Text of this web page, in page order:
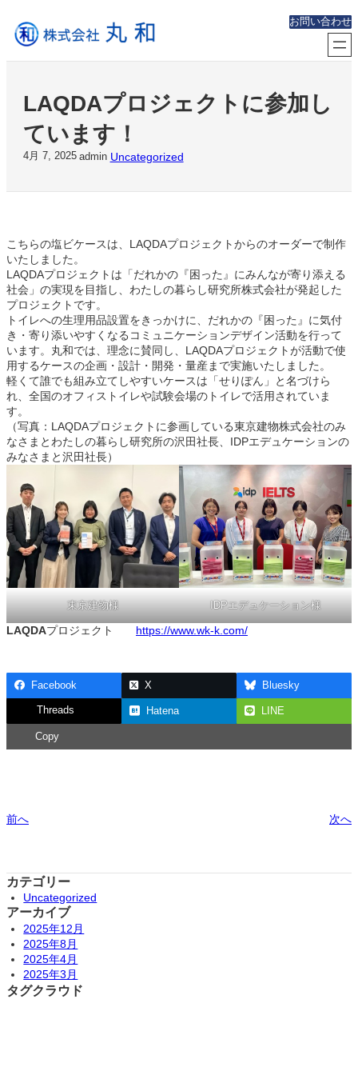
容
を
ス
お問い合わせ
LAQDAプロジェクトに参加し
ています！
4月 7, 2025 admin Uncategorized
こちらの塩ビケースは、LAQDAプロジェクトからのオーダーで制作
いたしました。
LAQDAプロジェクトは「だれかの『困った』にみんなが寄り添える
社会」の実現を目指し、わたしの暮らし研究所株式会社が発起した
プロジェクトです。
トイレへの生理用品設置をきっかけに、だれかの『困った』に気付
き・寄り添いやすくなるコミュニケーションデザイン活動を行って
います。丸和では、理念に賛同し、LAQDAプロジェクトが活動で使
用するケースの企画・設計・開発・量産まで実施いたしました。
軽くて誰でも組み立てしやすいケースは「せりぽん」と名づけら
れ、全国のオフィストイレや試験会場のトイレで活用されていま
す。
（写真：LAQDAプロジェクトに参画している東京建物株式会社のみ
なさまとわたしの暮らし研究所の沢田社長、IDPエデュケーションの
みなさまと沢田社長）
東京建物様 IDPエデュケーション様
LAQDAプロジェクト https://www.wk-k.com/
Facebook X Bluesky
Threads Hatena LINE
Copy
前へ 次へ
カテゴリー
Uncategorized
アーカイブ
2025年12月
2025年8月
2025年4月
2025年3月
タグクラウド